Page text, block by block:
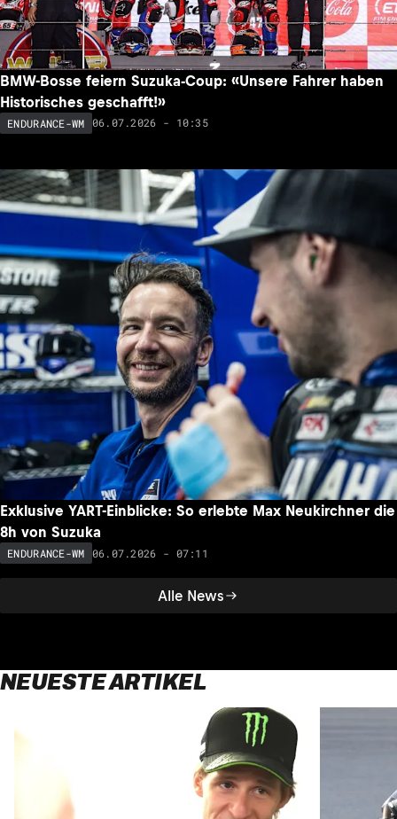
Alle News
BMW-Bosse feiern Suzuka-Coup: «Unsere Fahrer haben
Historisches geschafft!»
ENDURANCE-WM 06.07.2026 - 10:35
Exklusive YART-Einblicke: So erlebte Max Neukirchner die
8h von Suzuka
ENDURANCE-WM 06.07.2026 - 07:11
NEUESTE ARTIKEL